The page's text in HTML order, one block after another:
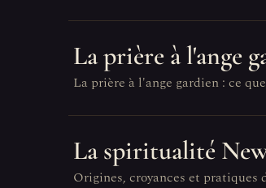
La prière à l'ange
La prière à l'ange gardien : ce
La spiritualité
Origines, croyances et